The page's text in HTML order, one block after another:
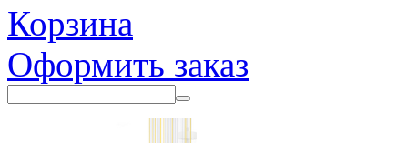
Корзина
Оформить заказ